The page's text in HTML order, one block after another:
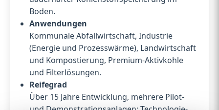
Boden.
Anwendungen
Kommunale Abfallwirtschaft, Industrie
(Energie und Prozesswärme), Landwirtschaft
und Kompostierung, Premium-Aktivkohle
und Filterlösungen.
Reifegrad
Über 15 Jahre Entwicklung, mehrere Pilot-